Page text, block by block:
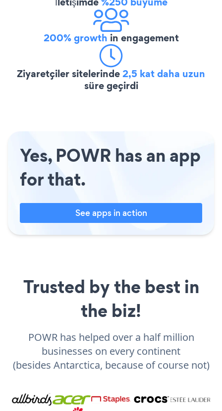
200% growth in engagement
Ziyaretçiler sitelerinde2,5 kat daha uzun
süre geçirdi
Yes, POWR has an app
for that.
See apps in action
Trusted by the best in
the biz!
POWR has helped over a half million
businesses on every continent
(besides Antarctica, because of course not)